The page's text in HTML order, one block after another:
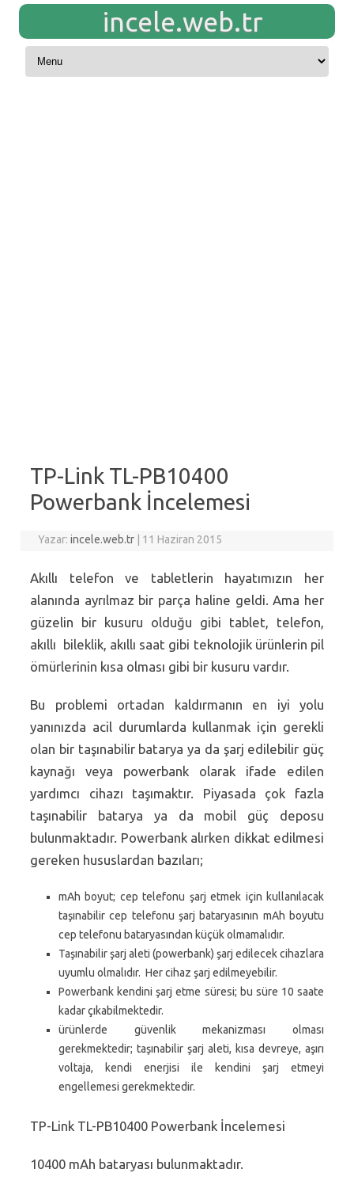
incele.web.tr
Skip to content
TP-Link TL-PB10400
Powerbank İncelemesi
Yazar:incele.web.tr 11 Haziran 2015
Akıllı telefon ve tabletlerin hayatımızın her
alanında ayrılmaz bir parça haline geldi. Ama her
güzelin bir kusuru olduğu gibi tablet, telefon,
akıllı bileklik, akıllı saat gibi teknolojik ürünlerin pil
ömürlerinin kısa olması gibi bir kusuru vardır.
Bu problemi ortadan kaldırmanın en iyi yolu
yanınızda acil durumlarda kullanmak için gerekli
olan bir taşınabilir batarya ya da şarj edilebilir güç
kaynağı veya powerbank olarak ifade edilen
yardımcı cihazı taşımaktır. Piyasada çok fazla
taşınabilir batarya ya da mobil güç deposu
bulunmaktadır. Powerbank alırken dikkat edilmesi
gereken hususlardan bazıları;
mAh boyut; cep telefonu şarj etmek için kullanılacak
taşınabilir cep telefonu şarj bataryasının mAh boyutu
cep telefonu bataryasından küçük olmamalıdır.
Taşınabilir şarj aleti (powerbank) şarj edilecek cihazlara
uyumlu olmalıdır. Her cihaz şarj edilmeyebilir.
Powerbank kendini şarj etme süresi; bu süre 10 saate
kadar çıkabilmektedir.
ürünlerde güvenlik mekanizması olması
gerekmektedir; taşınabilir şarj aleti, kısa devreye, aşırı
voltaja, kendi enerjisi ile kendini şarj etmeyi
engellemesi gerekmektedir.
TP-Link TL-PB10400 Powerbank İncelemesi
10400 mAh bataryası bulunmaktadır.